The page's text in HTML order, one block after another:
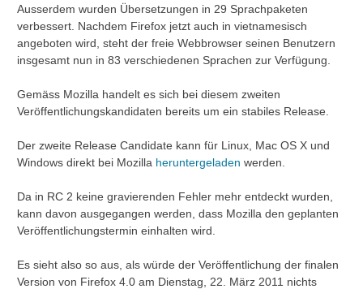
Ausserdem wurden Übersetzungen in 29 Sprachpaketen
verbessert. Nachdem Firefox jetzt auch in vietnamesisch
angeboten wird, steht der freie Webbrowser seinen Benutzern
insgesamt nun in 83 verschiedenen Sprachen zur Verfügung.
Gemäss Mozilla handelt es sich bei diesem zweiten
Veröffentlichungskandidaten bereits um ein stabiles Release.
Der zweite Release Candidate kann für Linux, Mac OS X und
Windows direkt bei Mozilla heruntergeladen werden.
Da in RC 2 keine gravierenden Fehler mehr entdeckt wurden,
kann davon ausgegangen werden, dass Mozilla den geplanten
Veröffentlichungstermin einhalten wird.
Es sieht also so aus, als würde der Veröffentlichung der finalen
Version von Firefox 4.0 am Dienstag, 22. März 2011 nichts